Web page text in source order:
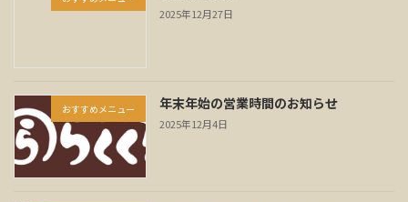
2025年12月27日
おすすめメニュー 年末年始の営業時間のお知らせ
2025年12月4日